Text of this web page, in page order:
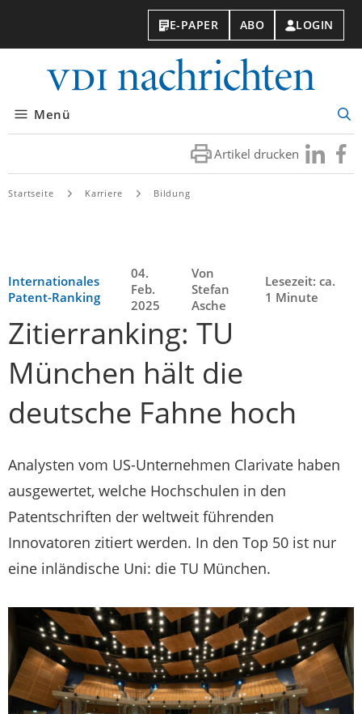
E-PAPER ABO LOGIN
Menü
Artikel drucken Besuchen
Sie
Sie
Startseite Karriere Bildung
Internationales
Patent-Ranking
04.
Feb.
2025
Von
Stefan
Asche
Lesezeit: ca.
1 Minute
Zitierranking: TU
München hält die
deutsche Fahne hoch
Analysten vom US-Unternehmen Clarivate haben
ausgewertet, welche Hochschulen in den
Patentschriften der weltweit führenden
Innovatoren zitiert werden. In den Top 50 ist nur
eine inländische Uni: die TU München.